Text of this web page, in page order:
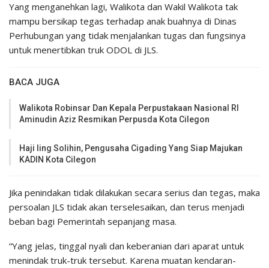
Yang menganehkan lagi, Walikota dan Wakil Walikota tak
mampu bersikap tegas terhadap anak buahnya di Dinas
Perhubungan yang tidak menjalankan tugas dan fungsinya
untuk menertibkan truk ODOL di JLS.
BACA JUGA
Walikota Robinsar Dan Kepala Perpustakaan Nasional RI
Aminudin Aziz Resmikan Perpusda Kota Cilegon
Haji Iing Solihin, Pengusaha Cigading Yang Siap Majukan
KADIN Kota Cilegon
Jika penindakan tidak dilakukan secara serius dan tegas, maka
persoalan JLS tidak akan terselesaikan, dan terus menjadi
beban bagi Pemerintah sepanjang masa.
“Yang jelas, tinggal nyali dan keberanian dari aparat untuk
menindak truk-truk tersebut. Karena muatan kendaran-